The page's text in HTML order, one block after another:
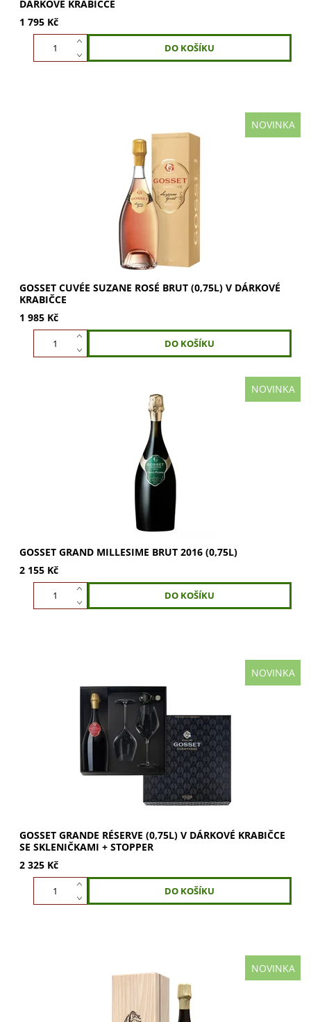
DÁRKOVÉ KRABIČCE
1 795 Kč
NOVINKA
Cuvée Suzanne Rosé Brut je poctou výjimečné ženě:
Suzanne Gosset (1885–1970), prezidentce Maison Gosset v
letech 1955–1965, která v roce 1947 jako...
GOSSET CUVÉE SUZANE ROSÉ BRUT (0,75L) V DÁRKOVÉ
KRABIČCE
1 985 Kč
NOVINKA
GOSSET Grand Millesime Brut 2016: Směs Chardonnay a
Pinot Noir s ovocnou, svěží vůní tónů pečiva a ovoce. V
chuti energické, s osvěžující...
GOSSET GRAND MILLESIME BRUT 2016 (0,75L)
2 155 Kč
NOVINKA
GOSSET Grande Réserve 0,75l v dárkové krabičce se
skleničkami a stopperem. Oslňující cuvée s tóny
citronového koláče, žlutého ovoce a medu. Ideální...
GOSSET GRANDE RÉSERVE (0,75L) V DÁRKOVÉ KRABIČCE
SE SKLENIČKAMI + STOPPER
2 325 Kč
NOVINKA
GOSSET Celebris Extra Brut Millesime 2012: Celebris je
nejvyšší výtvor Maison Gosset – nejstarší champagneské
vinařské značky, která vznikla...